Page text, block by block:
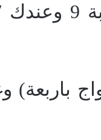
باربعة)